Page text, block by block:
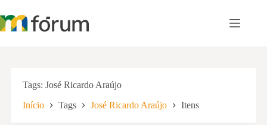
para
o
Tags José Ricardo Araújo
Início Tags José Ricardo Araújo Itens